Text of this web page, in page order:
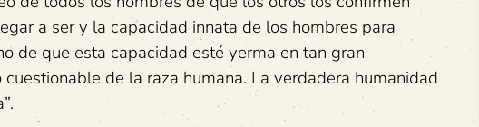
a ser y la capacidad innata de los hombres para
de que esta capacidad esté yerma en tan gran
de la raza humana. La verdadera humanidad